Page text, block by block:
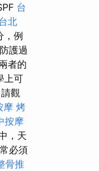
台
北
，例
護過
者的
上可
觀
摩 烤
按摩
，天
必須
骨推